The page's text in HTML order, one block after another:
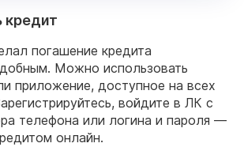
кредит
погашение кредита
Можно использовать
приложение, доступное на всех
войдите в ЛК с
телефона или логина и пароля —
онлайн.